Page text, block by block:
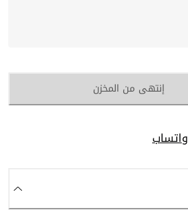
إنتهى من المخزن
واتساب